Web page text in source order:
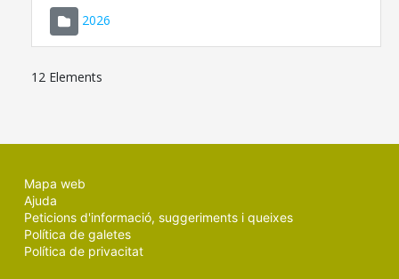
2026
12 Elements
Mapa web
Ajuda
Peticions d'informació, suggeriments i queixes
Política de galetes
Política de privacitat